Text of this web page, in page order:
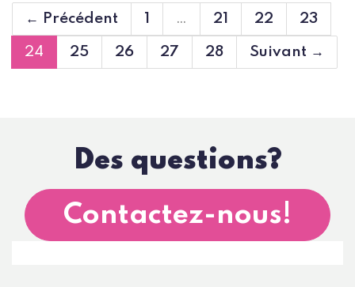
← Précédent 1 … 21 22 23
24 25 26 27 28 Suivant →
Des questions?
Contactez-nous!